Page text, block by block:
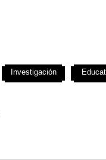
Investigación